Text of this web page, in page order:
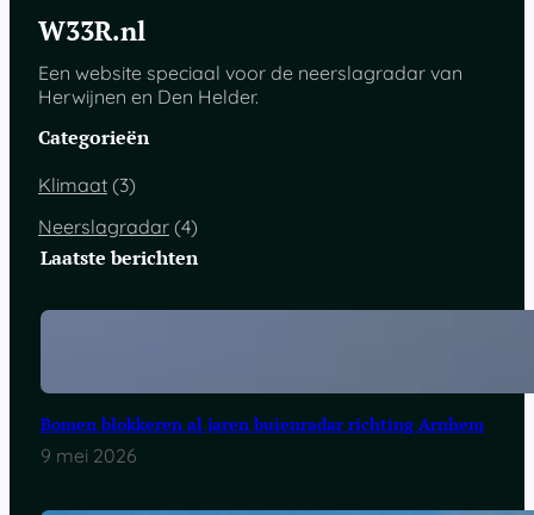
W33R.nl
Een website speciaal voor de neerslagradar van
Herwijnen en Den Helder.
Categorieën
Klimaat (3)
Neerslagradar (4)
Laatste berichten
Bomen blokkeren al jaren buienradar richting Arnhem
9 mei 2026